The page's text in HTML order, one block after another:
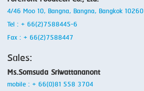
4/46 Moo 10, Bangna, Bangna, Bangkok 10260
Tel : + 66(2)7588445-6
Fax : + 66(2)7588447
Sales:
Ms.Somsuda Sriwattananont
mobile : + 66(0)81 558 3704